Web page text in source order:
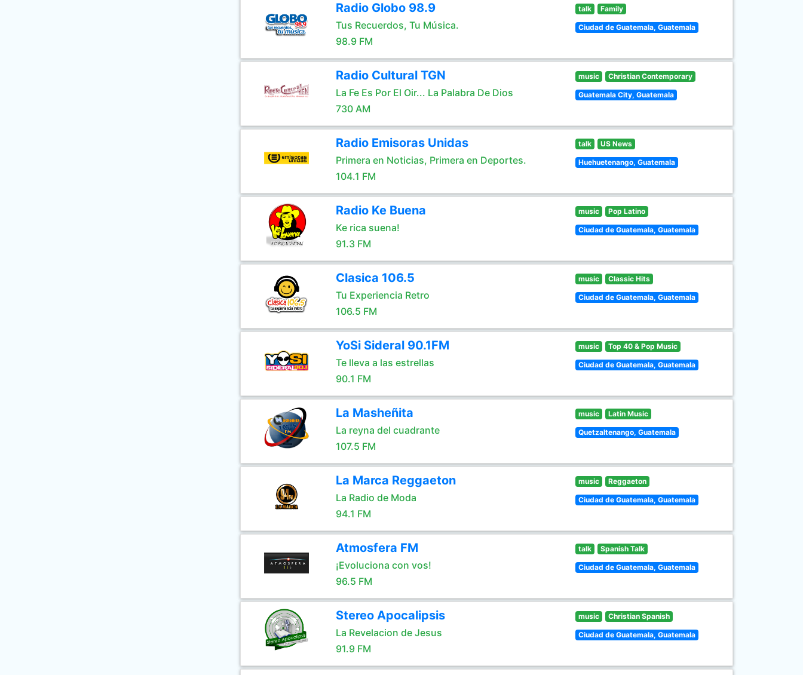
Radio Globo 98.9
Tus Recuerdos, Tu Música.
98.9 FM
talk Family
Ciudad de Guatemala, Guatemala
Radio Cultural TGN
La Fe Es Por El Oir... La Palabra De Dios
730 AM
music Christian Contemporary
Guatemala City, Guatemala
Radio Emisoras Unidas
Primera en Noticias, Primera en Deportes.
104.1 FM
talk US News
Huehuetenango, Guatemala
Radio Ke Buena
Ke rica suena!
91.3 FM
music Pop Latino
Ciudad de Guatemala, Guatemala
Clasica 106.5
Tu Experiencia Retro
106.5 FM
music Classic Hits
Ciudad de Guatemala, Guatemala
YoSi Sideral 90.1FM
Te lleva a las estrellas
90.1 FM
music Top 40 & Pop Music
Ciudad de Guatemala, Guatemala
La Masheñita
La reyna del cuadrante
107.5 FM
music Latin Music
Quetzaltenango, Guatemala
La Marca Reggaeton
La Radio de Moda
94.1 FM
music Reggaeton
Ciudad de Guatemala, Guatemala
Atmosfera FM
¡Evoluciona con vos!
96.5 FM
talk Spanish Talk
Ciudad de Guatemala, Guatemala
Stereo Apocalipsis
La Revelacion de Jesus
91.9 FM
music Christian Spanish
Ciudad de Guatemala, Guatemala